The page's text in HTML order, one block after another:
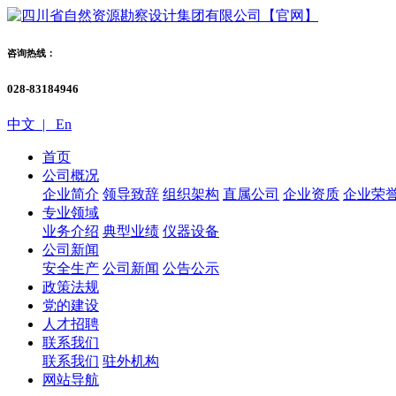
咨询热线：
028-83184946
中文 | En
首页
公司概况
企业简介 领导致辞 组织架构 直属公司 企业资质 企业荣
专业领域
业务介绍 典型业绩 仪器设备
公司新闻
安全生产 公司新闻 公告公示
政策法规
党的建设
人才招聘
联系我们
联系我们 驻外机构
网站导航